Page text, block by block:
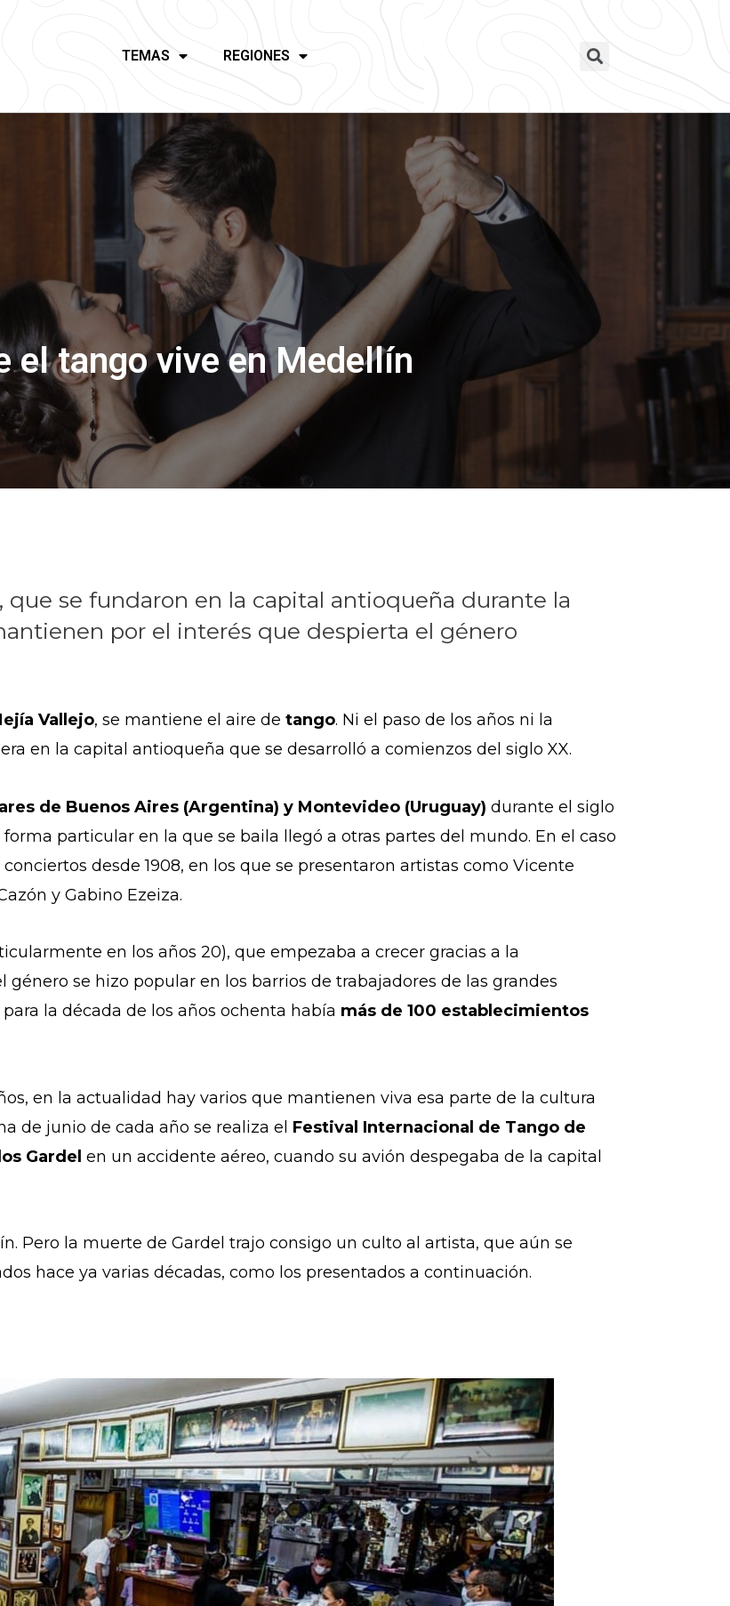
TEMAS REGIONES
el tango vive en Medellín
se fundaron en la capital antioqueña durante la
por el interés que despierta el género
Vallejo, se mantiene el aire de tango. Ni el paso de los años ni la
en la capital antioqueña que se desarrolló a comienzos del siglo XX.
de Buenos Aires (Argentina) y Montevideo (Uruguay) durante el siglo
particular en la que se baila llegó a otras partes del mundo. En el caso
desde 1908, en los que se presentaron artistas como Vicente
y Gabino Ezeiza.
en los años 20), que empezaba a crecer gracias a la
se hizo popular en los barrios de trabajadores de las grandes
la década de los años ochenta había más de 100 establecimientos
en la actualidad hay varios que mantienen viva esa parte de la cultura
de junio de cada año se realiza el Festival Internacional de Tango de
Gardel en un accidente aéreo, cuando su avión despegaba de la capital
Pero la muerte de Gardel trajo consigo un culto al artista, que aún se
hace ya varias décadas, como los presentados a continuación.